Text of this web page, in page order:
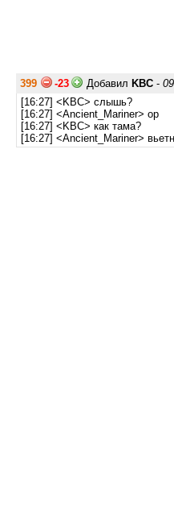
399 -23 Добавил KBC -
[16:27] <KBC> слышь?
[16:27] <Ancient_Mariner> ор
[16:27] <KBC> как тама?
[16:27] <Ancient_Mariner>